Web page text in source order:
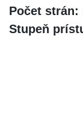
Počet strán:
Stupeň